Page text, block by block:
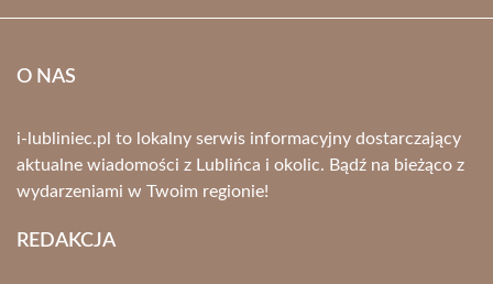
O NAS
i-lubliniec.pl to lokalny serwis informacyjny dostarczający
aktualne wiadomości z Lublińca i okolic. Bądź na bieżąco z
wydarzeniami w Twoim regionie!
REDAKCJA